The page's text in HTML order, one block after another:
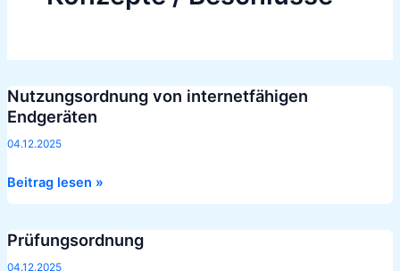
Nutzungsordnung von internetfähigen
Endgeräten
04.12.2025
Nutzungsordnung
von
internetfähigen
Beitrag lesen »
Prüfungsordnung
04.12.2025
Prüfungsordnung